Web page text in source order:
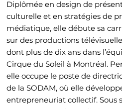
Diplômée en design de
culturelle et en stratégies de
médiatique, elle débute sa
sur des productions
dont plus de dix ans dans
Cirque du Soleil à Montréal.
elle occupe le poste de
de la SODAM, où elle
entrepreneuriat collectif. Sous